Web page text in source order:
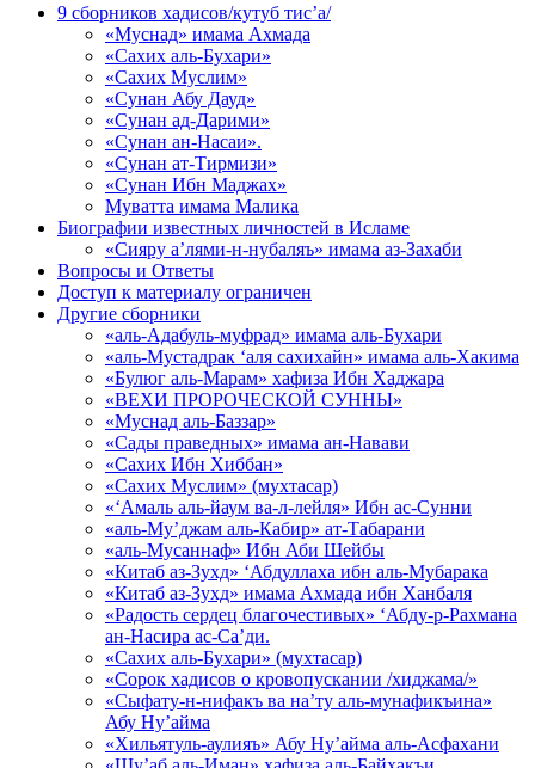
9 сборников хадисов/кутуб тис’а/
«Муснад» имама Ахмада
«Сахих аль-Бухари»
«Сахих Муслим»
«Сунан Абу Дауд»
«Сунан ад-Дарими»
«Сунан ан-Насаи».
«Сунан ат-Тирмизи»
«Сунан Ибн Маджах»
Муватта имама Малика
Биографии известных личностей в Исламе
«Сияру а’лями-н-нубаляъ» имама аз-Захаби
Вопросы и Ответы
Доступ к материалу ограничен
Другие сборники
«аль-Адабуль-муфрад» имама аль-Бухари
«аль-Мустадрак ‘аля сахихайн» имама аль-Хакима
«Булюг аль-Марам» хафиза Ибн Хаджара
«ВЕХИ ПРОРОЧЕСКОЙ СУННЫ»
«Муснад аль-Баззар»
«Сады праведных» имама ан-Навави
«Сахих Ибн Хиббан»
«Сахих Муслим» (мухтасар)
«‘Амаль аль-йаум ва-л-лейля» Ибн ас-Сунни
«аль-Му’джам аль-Кабир» ат-Табарани
«аль-Мусаннаф» Ибн Аби Шейбы
«Китаб аз-Зухд» ‘Абдуллаха ибн аль-Мубарака
«Китаб аз-Зухд» имама Ахмада ибн Ханбаля
«Радость сердец благочестивых» ‘Абду-р-Рахмана
ан-Насира ас-Са’ди.
«Сахих аль-Бухари» (мухтасар)
«Сорок хадисов о кровопускании /хиджама/»
«Сыфату-н-нифакъ ва на’ту аль-мунафикъина»
Абу Ну’айма
«Хильятуль-аулияъ» Абу Ну’айма аль-Асфахани